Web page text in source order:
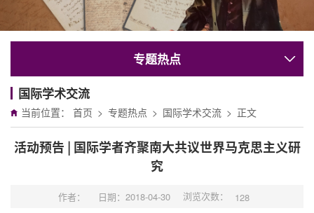
专题热点
国际学术交流
当前位置： 首页 > 专题热点 > 国际学术交流 > 正文
活动预告 | 国际学者齐聚南大共议世界马克思主义研
究
作者： 日期：2018-04-30 浏览次数： 128